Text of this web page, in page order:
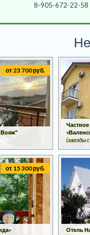
8-905-672-22-58
от 23 700 руб.
Вояж"
(заезды
от 15 300 руб.
Отель